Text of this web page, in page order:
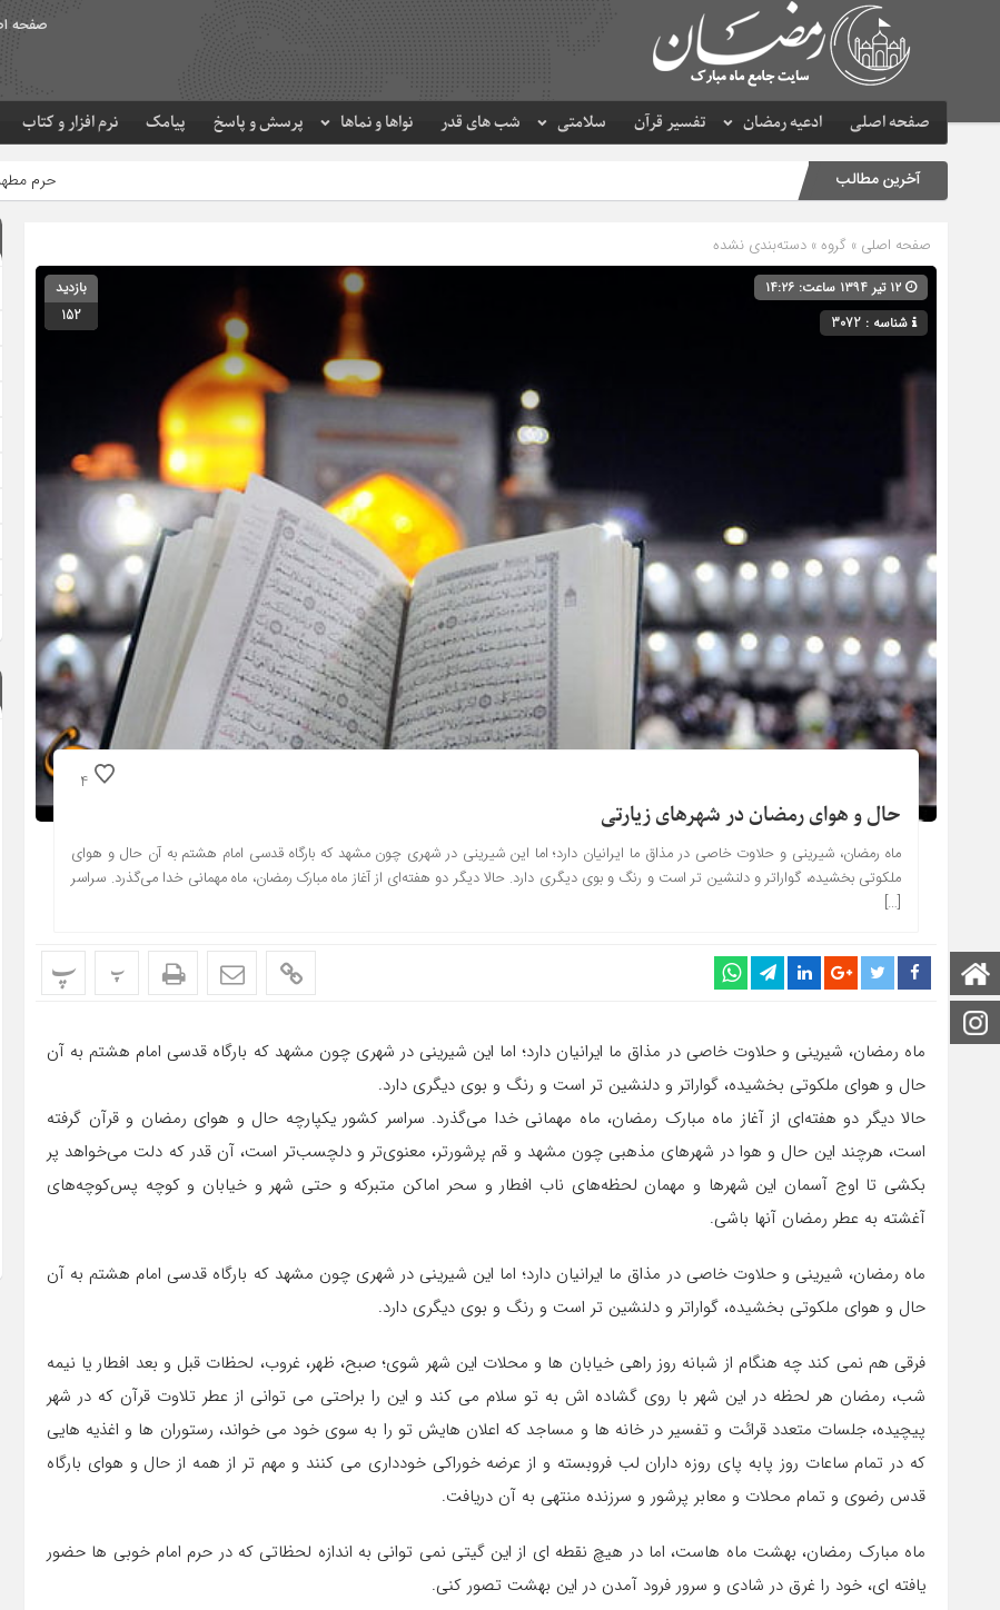
صفحه
صفحه اصلی ادعیه رمضان تفسیر قرآن سلامتی شب های قدر نواها و نماها پرسش و پاسخ پیامک نرم افزار و کتاب
صفحه اصلی
آخرین مطالب حرم مطهر امام رضا (ع) در لحظه
صفحه اصلی » گروه » دسته‌بندی نشده
شناسه : 3072
بازدید
152
4
حال و هوای رمضان در شهرهای زیارتی
ماه رمضان، شیرینی و حلاوت خاصی در مذاق ما ایرانیان دارد؛ اما این شیرینی در شهری چون مشهد که بارگاه قدسی امام هشتم به آن حال و هوای
ملکوتی بخشیده، گواراتر و دلنشین تر است و رنگ و بوی دیگری دارد. حالا دیگر دو هفته‌ای از آغاز ماه مبارک رمضان، ماه مهمانی خدا می‌گذرد. سراسر
[…]
پ پ
ماه رمضان، شیرینی و حلاوت خاصی در مذاق ما ایرانیان دارد؛ اما این شیرینی در شهری چون مشهد که بارگاه قدسی امام هشتم به آن
حال و هوای ملکوتی بخشیده، گواراتر و دلنشین تر است و رنگ و بوی دیگری دارد.
حالا دیگر دو هفته‌ای از آغاز ماه مبارک رمضان، ماه مهمانی خدا می‌گذرد. سراسر کشور یکپارچه حال و هوای رمضان و قرآن گرفته
است، هرچند این حال و هوا در شهرهای مذهبی چون مشهد و قم پرشورتر، معنوی‌تر و دلچسب‌تر است، آن قدر که دلت می‌خواهد پر
بکشی تا اوج آسمان این شهرها و مهمان لحظه‌های ناب افطار و سحر اماکن متبرکه و حتی شهر و خیابان و کوچه پس‌کوچه‌های
آغشته به عطر رمضان آنها باشی.
ماه رمضان، شیرینی و حلاوت خاصی در مذاق ما ایرانیان دارد؛ اما این شیرینی در شهری چون مشهد که بارگاه قدسی امام هشتم به آن
حال و هوای ملکوتی بخشیده، گواراتر و دلنشین تر است و رنگ و بوی دیگری دارد.
فرقی هم نمی کند چه هنگام از شبانه روز راهی خیابان ها و محلات این شهر شوی؛ صبح، ظهر، غروب، لحظات قبل و بعد افطار یا نیمه
شب، رمضان هر لحظه در این شهر با روی گشاده اش به تو سلام می کند و این را براحتی می توانی از عطر تلاوت قرآن که در شهر
پیچیده، جلسات متعدد قرائت و تفسیر در خانه ها و مساجد که اعلان هایش تو را به سوی خود می خواند، رستوران ها و اغذیه هایی
که در تمام ساعات روز پابه پای روزه داران لب فروبسته و از عرضه خوراکی خودداری می کنند و مهم تر از همه از حال و هوای بارگاه
قدس رضوی و تمام محلات و معابر پرشور و سرزنده منتهی به آن دریافت.
ماه مبارک رمضان، بهشت ماه هاست، اما در هیچ نقطه ای از این گیتی نمی توانی به اندازه لحظاتی که در حرم امام خوبی ها حضور
یافته ای، خود را غرق در شادی و سرور فرود آمدن در این بهشت تصور کنی.